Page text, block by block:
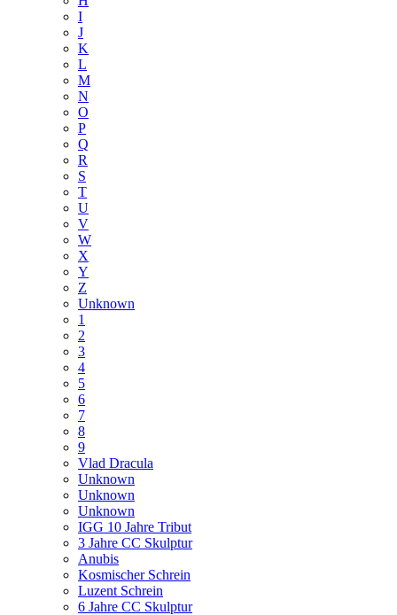
I
J
K
L
M
N
O
P
Q
R
S
T
U
V
W
X
Y
Z
Unknown
1
2
3
4
5
6
7
8
9
Vlad Dracula
Unknown
Unknown
Unknown
IGG 10 Jahre Tribut
3 Jahre CC Skulptur
Anubis
Kosmischer Schrein
Luzent Schrein
6 Jahre CC Skulptur